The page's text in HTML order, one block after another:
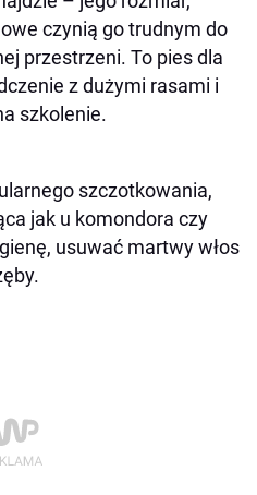
czynią go trudnym do
przestrzeni. To pies dla
z dużymi rasami i
szkolenie.
szczotkowania,
jak u komondora czy
usuwać martwy włos